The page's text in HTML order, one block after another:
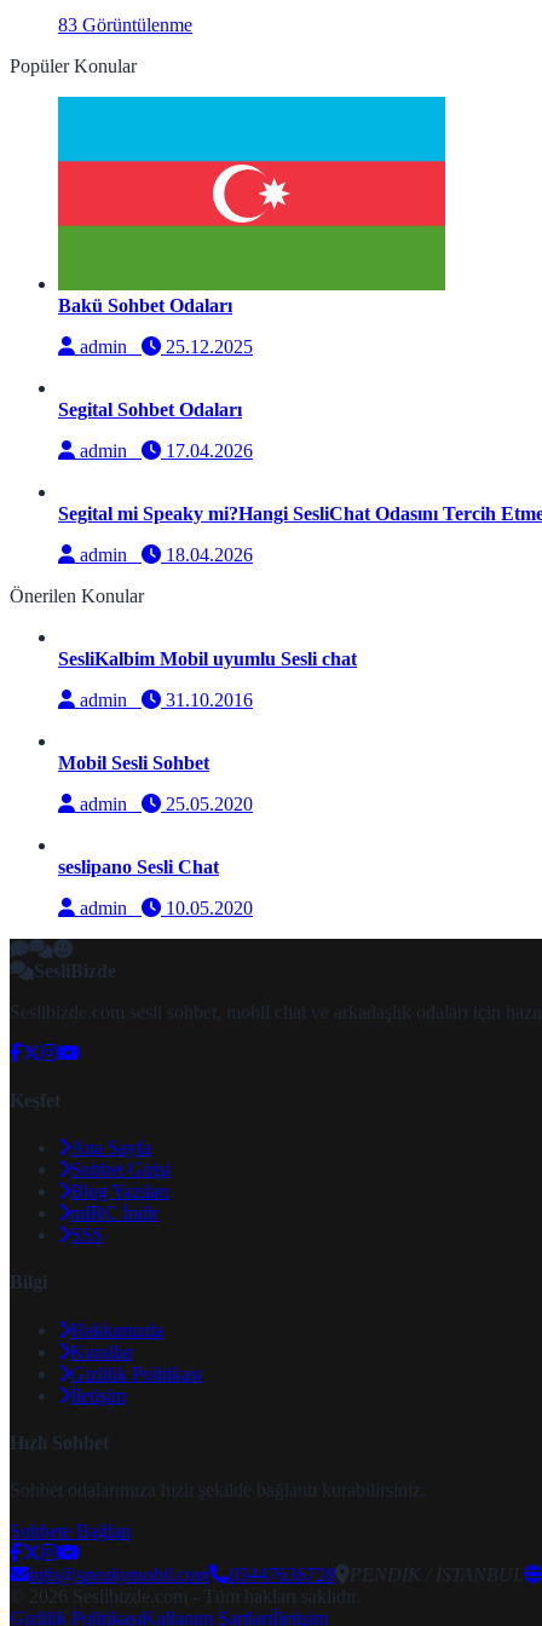
83 Görüntülenme
Popüler Konular
Bakü Sohbet Odaları
admin
25.12.2025
Segital Sohbet Odaları
admin
17.04.2026
Segital mi Speaky mi?Hangi SesliChat Odasını Tercih
admin
18.04.2026
Önerilen Konular
SesliKalbim Mobil uyumlu Sesli chat
admin
31.10.2016
Mobil Sesli Sohbet
admin
25.05.2020
seslipano Sesli Chat
admin
10.05.2020
SesliBizde
Seslibizde.com sesli sohbet, mobil chat ve arkadaşlık odaları için
Keşfet
Ana Sayfa
Sohbet Girişi
Blog Yazıları
mIRC İndir
SSS
Bilgi
Hakkımızda
Kurallar
Gizlilik Politikası
İletişim
Hızlı Sohbet
Sohbet odalarımıza hızlı şekilde bağlantı kurabilirsiniz.
Sohbete Bağlan
info@speakymobil.com 05447636728 PENDİK / İSTANBUL
© 2026 Seslibizde.com - Tüm hakları saklıdır.
Gizlilik PolitikasıKullanım Şartlarıİletişim